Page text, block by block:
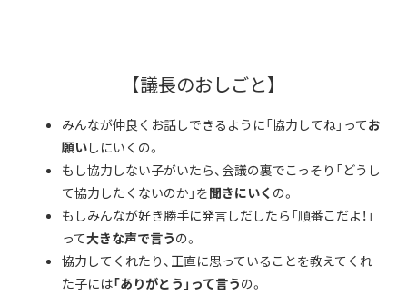
【議長のおしごと】
みんなが仲良くお話しできるように「協力してね」ってお
願いしにいくの。
もし協力しない子がいたら、会議の裏でこっそり「どうし
て協力したくないのか」を聞きにいく の。
もしみんなが好き勝手に発言しだしたら「順番こだよ！」
って大きな声で言うの。
協力してくれたり、正直に思っていることを教えてくれ
た子には「ありがとう」って言うの。